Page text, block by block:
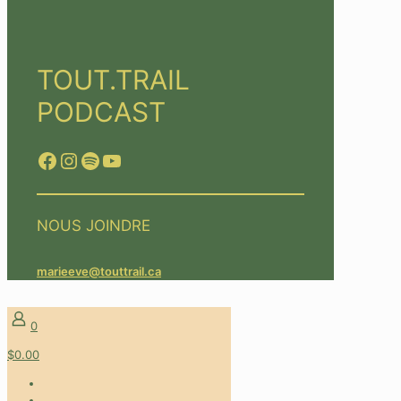
TOUT.TRAIL
PODCAST
Facebook
Instagram
Spotify
YouTube
NOUS JOINDRE
marieeve@touttrail.ca
0
$0.00